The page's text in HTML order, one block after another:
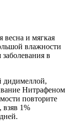
весна и мягкая
влажности
в
дидимеллой,
Нитрафеном
повторите
1%